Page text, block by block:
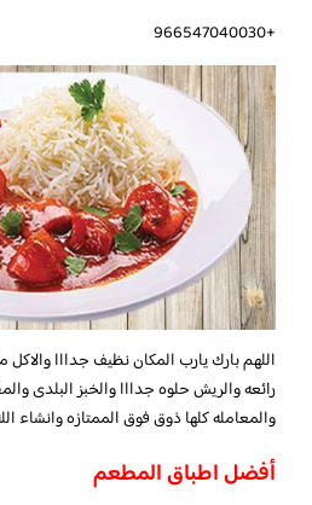
+966547040030
اللهم بارك يارب المكان نظيف جدااا
رائعه والريش حلوه جدااا والخبز البلدى
والمعامله كلها ذوق فوق الممتازه وانشاء
أفضل اطباق المطعم